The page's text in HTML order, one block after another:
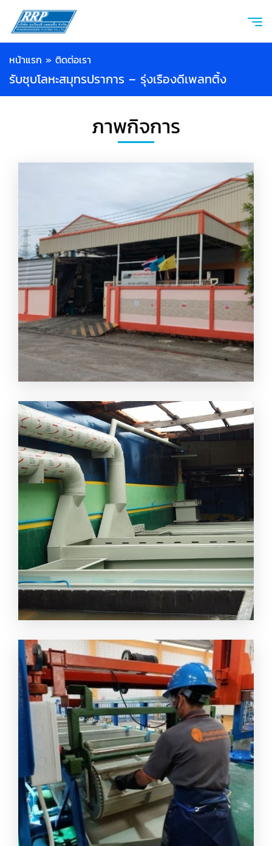
หน้าแรก » ติดต่อเรา
รับชุบโลหะสมุทรปราการ – รุ่งเรืองดีเพลทติ้ง
ภาพกิจการ